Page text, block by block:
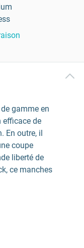
gamme en
efficace de
En outre, il
coupe
liberté de
ce manches